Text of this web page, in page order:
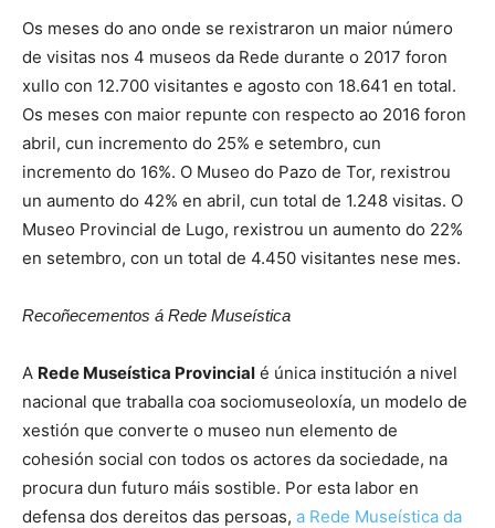
Os meses do ano onde se rexistraron un maior número
de visitas nos 4 museos da Rede durante o 2017 foron
xullo con 12.700 visitantes e agosto con 18.641 en total.
Os meses con maior repunte con respecto ao 2016 foron
abril, cun incremento do 25% e setembro, cun
incremento do 16%. O Museo do Pazo de Tor, rexistrou
un aumento do 42% en abril, cun total de 1.248 visitas. O
Museo Provincial de Lugo, rexistrou un aumento do 22%
en setembro, con un total de 4.450 visitantes nese mes.
Recoñecementos á Rede Museística
A Rede Museística Provincial é única institución a nivel
nacional que traballa coa sociomuseoloxía, un modelo de
xestión que converte o museo nun elemento de
cohesión social con todos os actores da sociedade, na
procura dun futuro máis sostible. Por esta labor en
defensa dos dereitos das persoas, a Rede Museística da